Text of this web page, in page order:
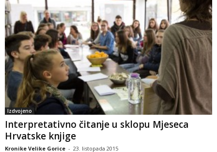
Izdvojeno
Interpretativno čitanje u sklopu Mjeseca
Hrvatske knjige
Kronike Velike Gorice - 23. listopada 2015